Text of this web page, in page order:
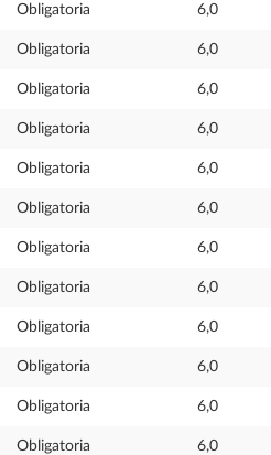
Obligatoria 6,0
Obligatoria 6,0
Obligatoria 6,0
Obligatoria 6,0
Obligatoria 6,0
Obligatoria 6,0
Obligatoria 6,0
Obligatoria 6,0
Obligatoria 6,0
Obligatoria 6,0
Obligatoria 6,0
Obligatoria 6,0